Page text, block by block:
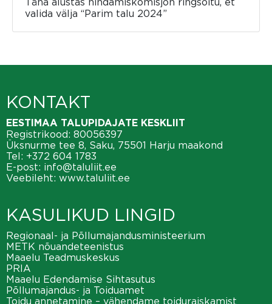
valida välja “Parim talu 2024”
KONTAKT
EESTIMAA TALUPIDAJATE KESKLIIT
Registrikood: 80056397
Üksnurme tee 8, Saku, 75501 Harju maakond
Tel: +372 604 1783
E-post: info@taluliit.ee
Veebileht: www.taluliit.ee
KASULIKUD LINGID
Regionaal- ja Põllumajandusministeerium
METK nõuandeteenistus
Maaelu Teadmuskeskus
PRIA
Maaelu Edendamise Sihtasutus
Põllumajandus- ja Toiduamet
Toidu annetamine – vähendame toiduraiskamist